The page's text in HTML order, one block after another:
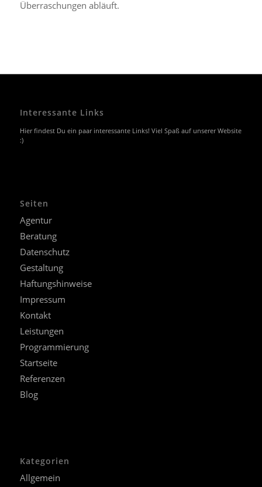
Überraschungen abläuft.
Interessante Links
Hier findest Du ein paar interessante Links! Viel Spaß auf unserer Website
:)
Seiten
Agentur
Beratung
Datenschutz
Gestaltung
Haftungshinweise
Impressum
Kontakt
Leistungen
Programmierung
Startseite
Referenzen
Blog
Kategorien
Allgemein